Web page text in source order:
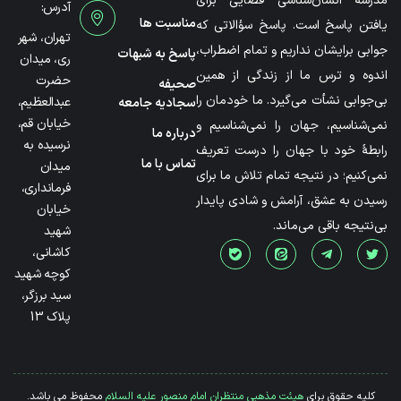
یافتن پاسخ است. پاسخ سؤالاتی که
جوابی برایشان نداریم و تمام اضطراب،
اندوه و ترس ما از زندگی از همین
بی‌جوابی نشأت می‌گیرد. ما خودمان را
نمی‌شناسیم، جهان را نمی‌شناسیم و
رابطۀ خود با جهان را درست تعریف
نمی‌کنیم؛ در نتیجه تمام تلاش ما برای
رسیدن به عشق، آرامش و شادی پایدار
بی‌نتیجه باقی می‌ماند.
مناسبت ها
پاسخ به شبهات
صحیفه
سجادیه جامعه
درباره ما
تماس با ما
آدرس:
تهران، شهر
ری، میدان
حضرت
عبدالعظیم،
خیابان قم،
نرسیده به
میدان
فرمانداری،
خیابان
شهید
کاشانی،
کوچه شهید
سید برزگر،
پلاک 13
کلیه حقوق برایهیئت مذهبی منتظران امام منصور علیه السلاممحفوظ می باشد.